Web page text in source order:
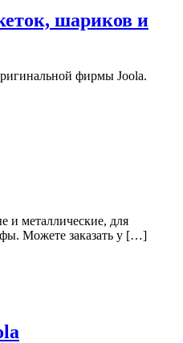
шариков и
фирмы Joola.
и металлические, для
Можете заказать у […]